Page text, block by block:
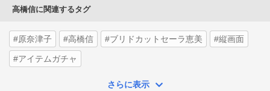
高橋信に関連するタグ
#原奈津子 #高橋信 #ブリドカットセーラ恵美 #縦画面
#アイテムガチャ
さらに表示